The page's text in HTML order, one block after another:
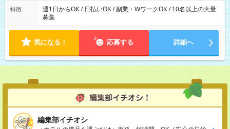
特徴
週1日からOK / 日払いOK / 副業・WワークOK / 10名以上の大量
募集
気になる！ 応募する 詳細へ
編集部イチオシ